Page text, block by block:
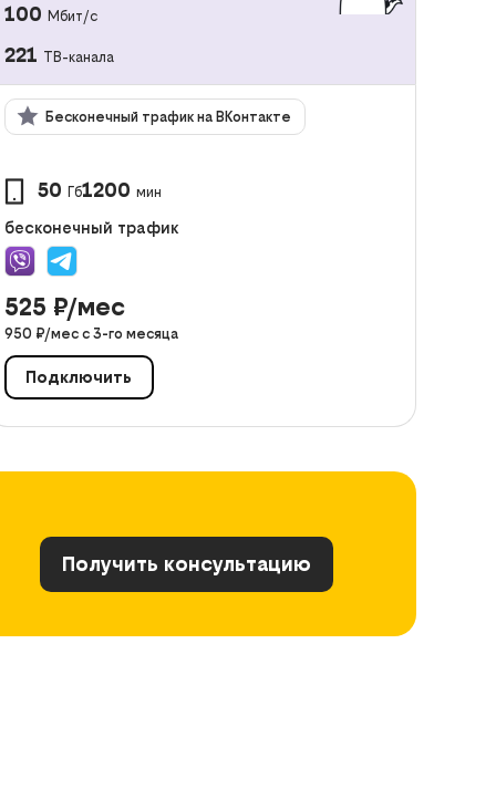
100 Мбит/с
221 ТВ-канала
Бесконечный трафик на ВКонтакте
50 Гб1200 мин
бесконечный трафик
525 ₽/мес
950 ₽/мес с 3-го месяца
Подключить
Получить консультацию